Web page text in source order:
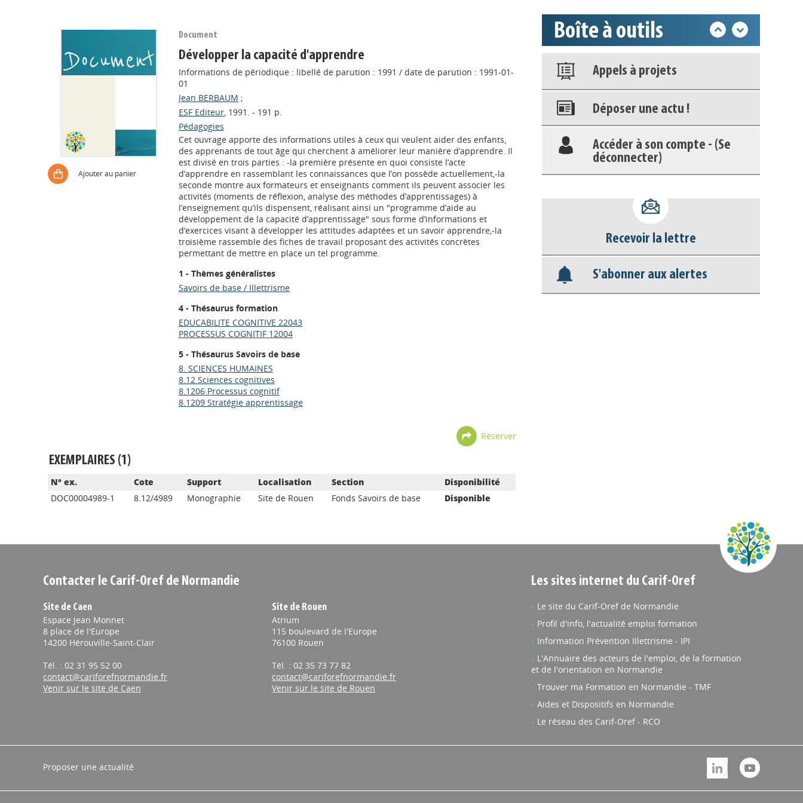
Ajouter au panier
Document
Développer la capacité d'apprendre
Informations de périodique : libellé de parution : 1991 / date de parution : 1991-01-
01
Jean BERBAUM ;
ESF Editeur, 1991. - 191 p.
Pédagogies
Cet ouvrage apporte des informations utiles à ceux qui veulent aider des enfants,
des apprenants de tout âge qui cherchent à améliorer leur manière d’apprendre. Il
est divisé en trois parties : -la première présente en quoi consiste l’acte
d’apprendre en rassemblant les connaissances que l’on possède actuellement,-la
seconde montre aux formateurs et enseignants comment ils peuvent associer les
activités (moments de réflexion, analyse des méthodes d’apprentissages) à
l’enseignement qu’ils dispensent, réalisant ainsi un "programme d’aide au
développement de la capacité d’apprentissage" sous forme d’informations et
d’exercices visant à développer les attitudes adaptées et un savoir apprendre,-la
troisième rassemble des fiches de travail proposant des activités concrètes
permettant de mettre en place un tel programme.
1 - Thèmes généralistes
Savoirs de base / Illettrisme
4 - Thésaurus formation
EDUCABILITE COGNITIVE 22043
PROCESSUS COGNITIF 12004
5 - Thésaurus Savoirs de base
8. SCIENCES HUMAINES
8.12 Sciences cognitives
8.1206 Processus cognitif
8.1209 Stratégie apprentissage
Réserver
EXEMPLAIRES (1)
N° ex. Cote Support Localisation Section
Disponibilité
DOC00004989-1
8.12/4989 Monographie Site de Rouen Fonds Savoirs de base Disponible
Boîte à outils
Nos veilles Scoop.it
Appels à projets
Déposer une actu !
Accéder à son compte - (Se
déconnecter)
Nos veilles Scoop.it
Appels à projets
Recevoir la lettre
S'abonner aux alertes
Contacter le Carif-Oref de Normandie
Site de Caen
Espace Jean Monnet
8 place de l'Europe
14200 Hérouville-Saint-Clair
Tél. : 02 31 95 52 00
contact@cariforefnormandie.fr
Venir sur le site de Caen
Site de Rouen
Atrium
115 boulevard de l'Europe
76100 Rouen
Tél. : 02 35 73 77 82
contact@cariforefnormandie.fr
Venir sur le site de Rouen
Les sites internet du Carif-Oref
Le site du Carif-Oref de Normandie
Profil d'info, l'actualité emploi formation
Information Prévention Illettrisme - IPI
L'Annuaire des acteurs de l'emploi, de la formation
et de l'orientation en Normandie
Trouver ma Formation en Normandie - TMF
Aides et Dispositifs en Normandie
Le réseau des Carif-Oref - RCO
Proposer une actualité